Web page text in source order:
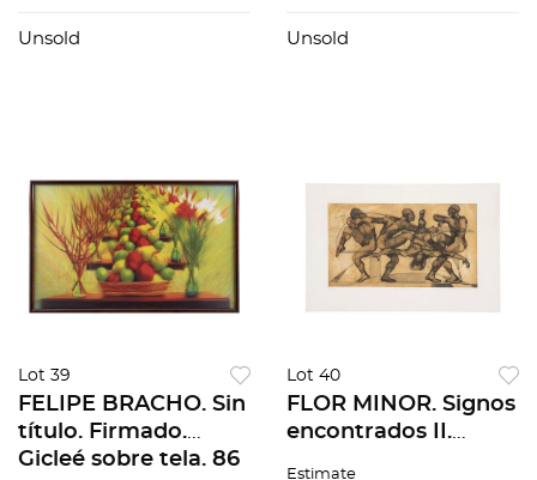
aguatinta 10 / 20. 39
Unsold Unsold
Lot 39
FELIPE BRACHO. Sin
título. Firmado.
Gicleé sobre tela. 86
Lot 40
FLOR MINOR. Signos
encontrados II.
Estimate